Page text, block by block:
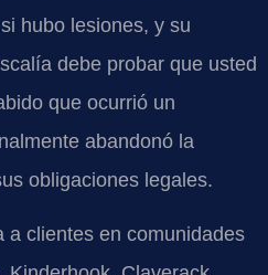
hubo lesiones, y su
debe probar que usted
que ocurrió un
abandonó la
obligaciones legales.
a clientes en comunidades